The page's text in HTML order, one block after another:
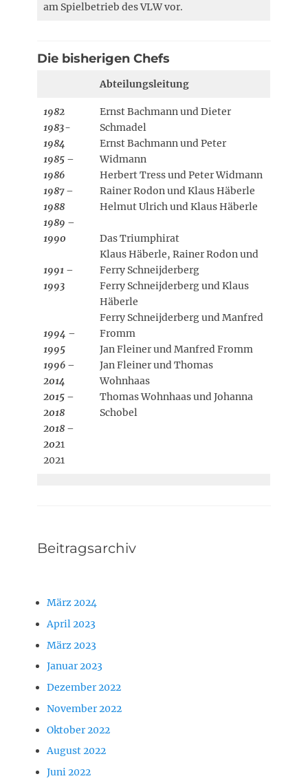
am Spielbetrieb des VLW vor.
Die bisherigen Chefs
Abteilungsleitung
1982
1983-
1984
1985 –
1986
1987 –
1988
1989 –
1990
1991 –
1993
1994 –
1995
1996 –
2014
2015 –
2018
2018 –
2021
2021
Ernst Bachmann und Dieter
Schmadel
Ernst Bachmann und Peter
Widmann
Herbert Tress und Peter Widmann
Rainer Rodon und Klaus Häberle
Helmut Ulrich und Klaus Häberle
Das Triumphirat
Klaus Häberle, Rainer Rodon und
Ferry Schneijderberg
Ferry Schneijderberg und Klaus
Häberle
Ferry Schneijderberg und Manfred
Fromm
Jan Fleiner und Manfred Fromm
Jan Fleiner und Thomas
Wohnhaas
Thomas Wohnhaas und Johanna
Schobel
Beitragsarchiv
März 2024
April 2023
März 2023
Januar 2023
Dezember 2022
November 2022
Oktober 2022
August 2022
Juni 2022